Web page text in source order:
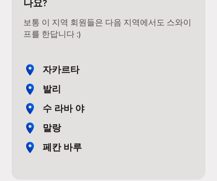
보통 이 지역 회원들은 다음 지역에서도 스와이
프를 한답니다 :)
자카르타
발리
수 라바 야
말랑
페칸 바루